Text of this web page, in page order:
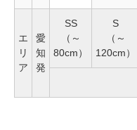
エ
リ
ア
愛
知
発
SS
（～
80cm）
S
（～
120cm）